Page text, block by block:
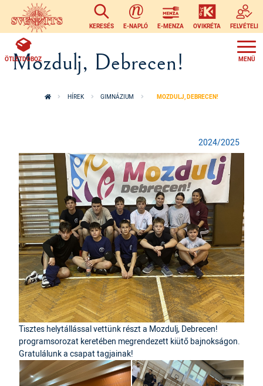
Ugrás a tartalomra
KERESÉS E-NAPLÓ E-MENZA OVIKRÉTA FELVÉTELI
ÖTLETDOBOZ
Mozdulj, Debrecen!
HÍREK GIMNÁZIUM MOZDULJ, DEBRECEN!
2024/2025
Tisztes helytállással vettünk részt a Mozdulj, Debrecen!
programsorozat keretében megrendezett kiütő bajnokságon.
Gratulálunk a csapat tagjainak!